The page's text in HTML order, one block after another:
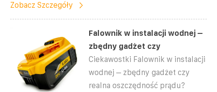
Zobacz Szczegóły
Falownik w instalacji wodnej –
zbędny gadżet czy
Ciekawostki Falownik w instalacji
wodnej – zbędny gadżet czy
realna oszczędność prądu?